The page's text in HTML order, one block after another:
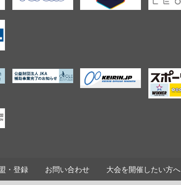
・登録 お問い合わせ 大会を開催したい方へ